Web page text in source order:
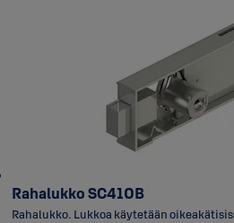
Rahalukko SC410B
Rahalukko. Lukkoa käytetään